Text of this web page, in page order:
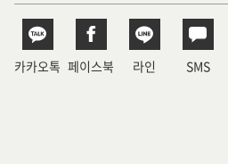
카카오톡 페이스북 라인 SMS